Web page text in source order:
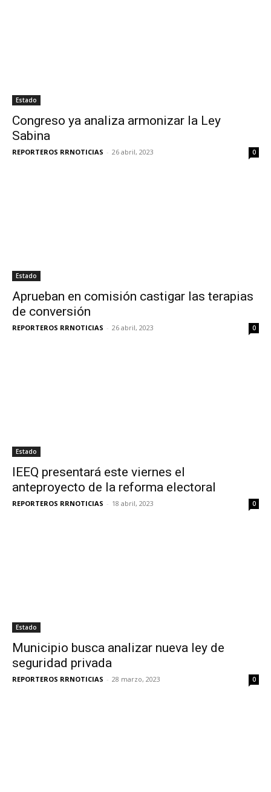
Estado
Congreso ya analiza armonizar la Ley
Sabina
REPORTEROS RRNOTICIAS - 26 abril, 2023 0
Estado
Aprueban en comisión castigar las terapias
de conversión
REPORTEROS RRNOTICIAS - 26 abril, 2023 0
Estado
IEEQ presentará este viernes el
anteproyecto de la reforma electoral
REPORTEROS RRNOTICIAS - 18 abril, 2023 0
Estado
Municipio busca analizar nueva ley de
seguridad privada
REPORTEROS RRNOTICIAS - 28 marzo, 2023 0